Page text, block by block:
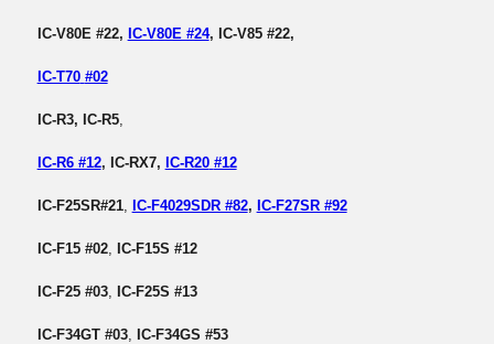
IC-V80E #22, IC-V80E #24, IC-V85 #22,
IC-T70 #02
IC-R3, IC-R5,
IC-R6 #12, IC-RX7, IC-R20 #12
IC-F25SR#21, IC-F4029SDR #82, IC-F27SR #92
IC-F15 #02, IC-F15S #12
IC-F25 #03, IC-F25S #13
IC-F34GT #03, IC-F34GS #53